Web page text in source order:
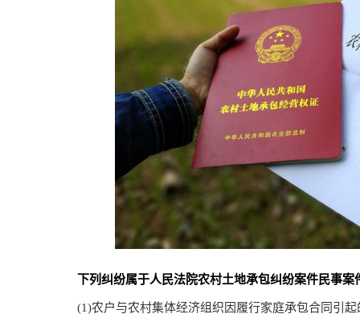
下列纠纷属于人民法院农村土地承包纠纷案件民事案
(1)农户与农村集体经济组织因履行家庭承包合同引起